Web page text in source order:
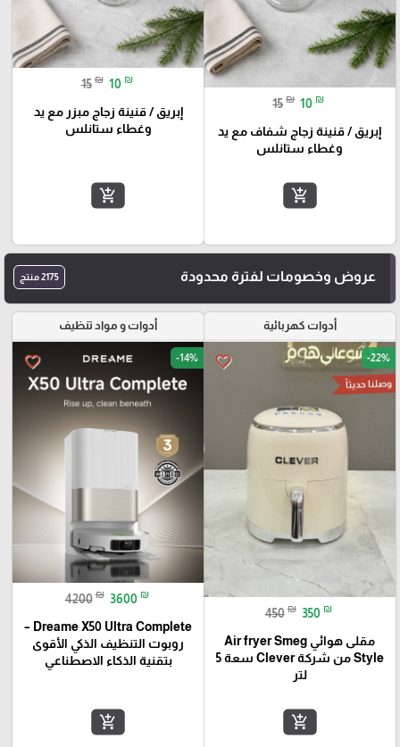
15 ₪ 10 ₪
إبريق / قنينة زجاج شفاف مع يد
وغطاء ستانلس
add_shopping_cart
15 ₪ 10 ₪
إبريق / قنينة زجاج مبزر مع يد
وغطاء ستانلس
add_shopping_cart
عروض وخصومات لفترة محدودة 2175 منتج
أدوات كهربائية
favorite_border -22%
وصلنا حديثاً
450 ₪ 350 ₪
مقلى هوائي Air fryer Smeg
Style من شركة Clever سعة 5
لتر
add_shopping_cart
أدوات و مواد تنظيف
favorite_border -14%
4200 ₪ 3600 ₪
Dreame X50 Ultra Complete –
روبوت التنظيف الذكي الأقوى
بتقنية الذكاء الاصطناعي
add_shopping_cart